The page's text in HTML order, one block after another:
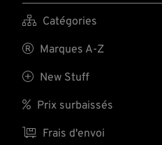
 Catégories
 Marques A-Z
 New Stuff
 Prix surbaissés
 Frais d'envoi